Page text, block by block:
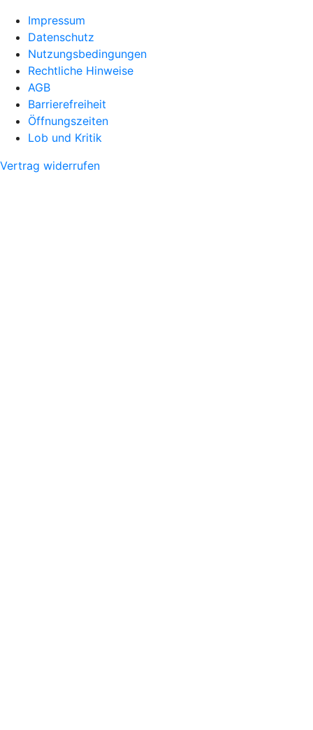
Impressum
Datenschutz
Nutzungsbedingungen
Rechtliche Hinweise
AGB
Barrierefreiheit
Öffnungszeiten
Lob und Kritik
Vertrag widerrufen